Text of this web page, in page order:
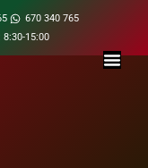
670 340 765
15:00